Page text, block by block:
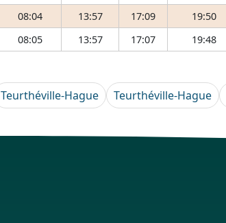
08:04 13:57 17:09 19:50
08:05 13:57 17:07 19:48
Teurthéville-Hague Teurthéville-Hague